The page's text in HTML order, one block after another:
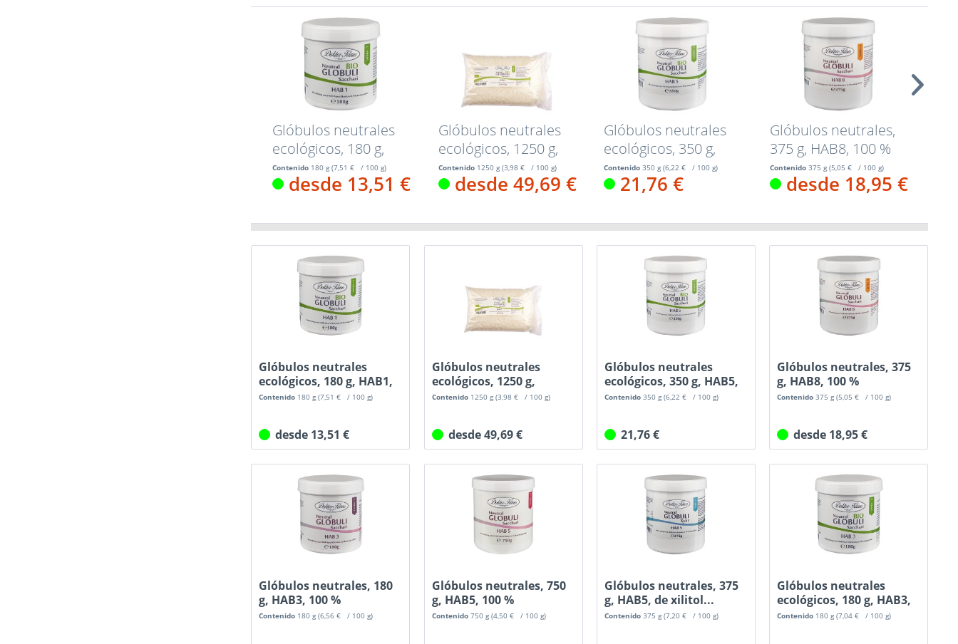
Glóbulos neutrales
ecológicos, 180 g,
HAB1, 100...
Contenido 180 g (7,51 € / 100 g)
desde 13,51 €
Glóbulos neutrales
ecológicos, 1250 g,
HAB5,...
Contenido 1250 g (3,98 € / 100 g)
desde 49,69 €
Glóbulos neutrales
ecológicos, 350 g,
HAB5, 100...
Contenido 350 g (6,22 € / 100 g)
21,76 €
Glóbulos neutrales,
375 g, HAB8, 100 %
sacarosa...
Contenido 375 g (5,05 € / 100 g)
desde 18,95 €
Glóbulos neutrales
ecológicos, 180 g, HAB1,
100...
Contenido 180 g(7,51 € / 100 g)
desde 13,51 €
Glóbulos neutrales
ecológicos, 1250 g,
HAB5,...
Contenido 1250 g (3,98 € / 100 g)
desde 49,69 €
Glóbulos neutrales
ecológicos, 350 g, HAB5,
100...
Contenido 350 g (6,22 € / 100 g)
21,76 €
Glóbulos neutrales, 375
g, HAB8, 100 %
sacarosa...
Contenido375 g(5,05 € / 100 g)
desde 18,95 €
Glóbulos neutrales, 180
g, HAB3, 100 %
sacarosa...
Contenido 180 g(6,56 € / 100 g)
Glóbulos neutrales, 750
g, HAB5, 100 %
sacarosa...
Contenido 750 g (4,50 € / 100 g)
Glóbulos neutrales, 375
g, HAB5, de xilitol...
Contenido 375 g (7,20 € / 100 g)
Glóbulos neutrales
ecológicos, 180 g, HAB3,
100...
Contenido 180 g(7,04 € / 100 g)